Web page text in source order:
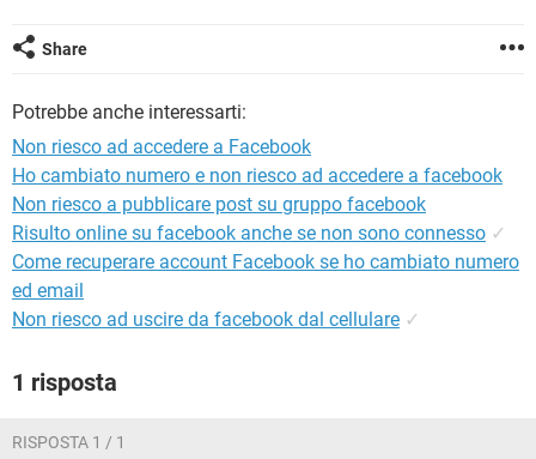
HARDWARE
TIKTOK
Share
Potrebbe anche interessarti:
Non riesco ad accedere a Facebook
Ho cambiato numero e non riesco ad accedere a facebook
Non riesco a pubblicare post su gruppo facebook
Risulto online su facebook anche se non sono connesso ✓
Come recuperare account Facebook se ho cambiato numero
ed email
Non riesco ad uscire da facebook dal cellulare ✓
1 risposta
RISPOSTA 1 / 1